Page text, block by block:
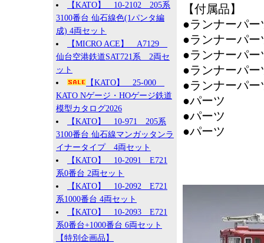
【KATO】 10-2102 205系
3100番台 仙石線色(1パンタ編
成) 4両セット
【MICRO ACE】 A7129
仙台空港鉄道SAT721系 2両セ
ット
【KATO】 25-000
KATO Nゲージ・HOゲージ鉄道
模型カタログ2026
【KATO】 10-971 205系
3100番台 仙石線マンガッタンラ
イナータイプ 4両セット
【KATO】 10-2091 E721
系0番台 2両セット
【KATO】 10-2092 E721
系1000番台 4両セット
【KATO】 10-2093 E721
系0番台+1000番台 6両セット
【特別企画品】
【付属品】
●ランナーパ
●ランナーパ
●ランナーパ
●ランナーパ
●ランナーパ
●パーツ ：
●パーツ ：
●パーツ ：